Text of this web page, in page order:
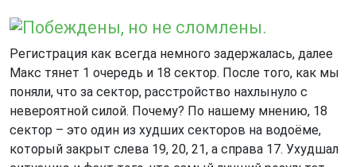
Побеждены, но не сломлены.
Регистрация как всегда немного задержалась, далее
Макс тянет 1 очередь и 18 сектор. После того, как мы
поняли, что за сектор, расстройство нахлынуло с
невероятной силой. Почему? По нашему мнению, 18
сектор – это один из худших секторов на водоёме,
который закрыт слева 19, 20, 21, а справа 17. Ухудшал